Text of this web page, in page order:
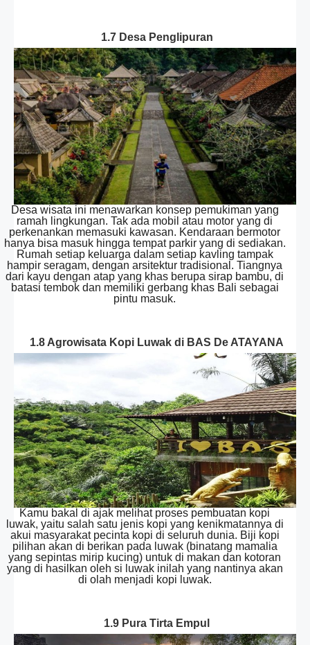
1.7 Desa Penglipuran
Desa wisata ini menawarkan konsep pemukiman yang
ramah lingkungan. Tak ada mobil atau motor yang di
perkenankan memasuki kawasan. Kendaraan bermotor
hanya bisa masuk hingga tempat parkir yang di sediakan.
Rumah setiap keluarga dalam setiap kavling tampak
hampir seragam, dengan arsitektur tradisional. Tiangnya
dari kayu dengan atap yang khas berupa sirap bambu, di
batasi tembok dan memiliki gerbang khas Bali sebagai
pintu masuk.
1.8 Agrowisata Kopi Luwak di BAS De ATAYANA
Kamu bakal di ajak melihat proses pembuatan kopi
luwak, yaitu salah satu jenis kopi yang kenikmatannya di
akui masyarakat pecinta kopi di seluruh dunia. Biji kopi
pilihan akan di berikan pada luwak (binatang mamalia
yang sepintas mirip kucing) untuk di makan dan kotoran
yang di hasilkan oleh si luwak inilah yang nantinya akan
di olah menjadi kopi luwak.
1.9 Pura Tirta Empul